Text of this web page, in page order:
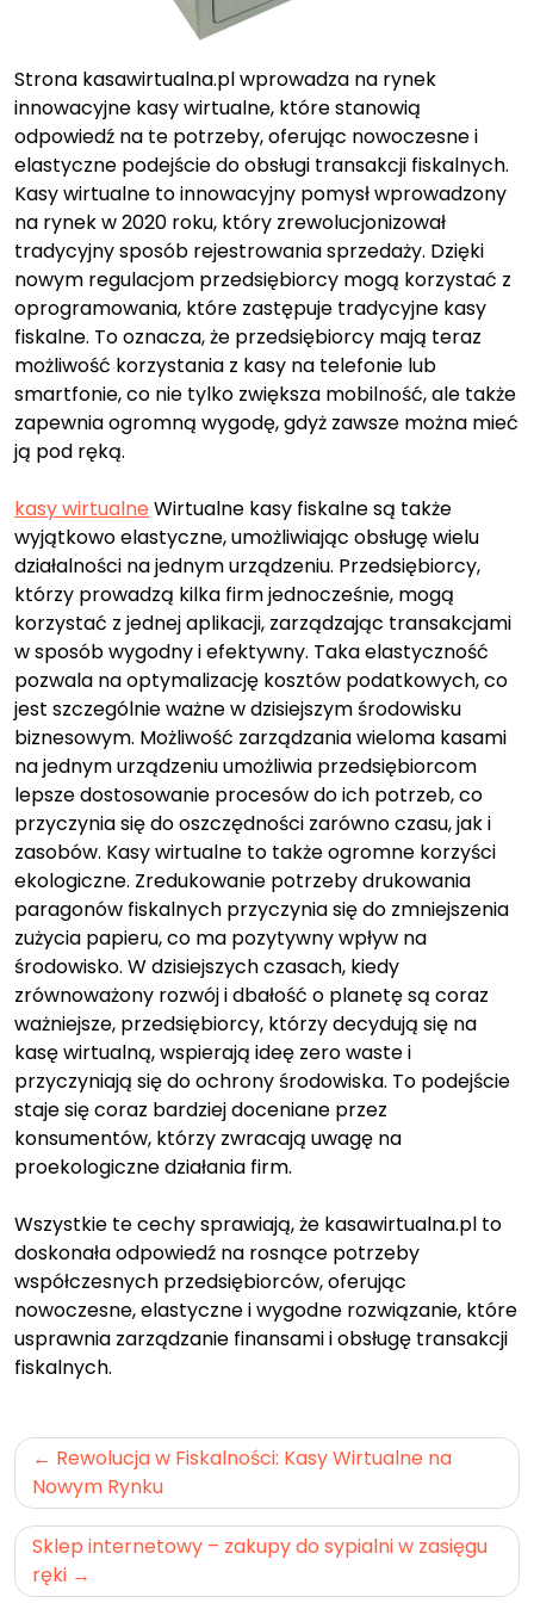
Strona kasawirtualna.pl wprowadza na rynek
innowacyjne kasy wirtualne, które stanowią
odpowiedź na te potrzeby, oferując nowoczesne i
elastyczne podejście do obsługi transakcji fiskalnych.
Kasy wirtualne to innowacyjny pomysł wprowadzony
na rynek w 2020 roku, który zrewolucjonizował
tradycyjny sposób rejestrowania sprzedaży. Dzięki
nowym regulacjom przedsiębiorcy mogą korzystać z
oprogramowania, które zastępuje tradycyjne kasy
fiskalne. To oznacza, że przedsiębiorcy mają teraz
możliwość korzystania z kasy na telefonie lub
smartfonie, co nie tylko zwiększa mobilność, ale także
zapewnia ogromną wygodę, gdyż zawsze można mieć
ją pod ręką.
kasy wirtualneWirtualne kasy fiskalne są także
wyjątkowo elastyczne, umożliwiając obsługę wielu
działalności na jednym urządzeniu. Przedsiębiorcy,
którzy prowadzą kilka firm jednocześnie, mogą
korzystać z jednej aplikacji, zarządzając transakcjami
w sposób wygodny i efektywny. Taka elastyczność
pozwala na optymalizację kosztów podatkowych, co
jest szczególnie ważne w dzisiejszym środowisku
biznesowym. Możliwość zarządzania wieloma kasami
na jednym urządzeniu umożliwia przedsiębiorcom
lepsze dostosowanie procesów do ich potrzeb, co
przyczynia się do oszczędności zarówno czasu, jak i
zasobów. Kasy wirtualne to także ogromne korzyści
ekologiczne. Zredukowanie potrzeby drukowania
paragonów fiskalnych przyczynia się do zmniejszenia
zużycia papieru, co ma pozytywny wpływ na
środowisko. W dzisiejszych czasach, kiedy
zrównoważony rozwój i dbałość o planetę są coraz
ważniejsze, przedsiębiorcy, którzy decydują się na
kasę wirtualną, wspierają ideę zero waste i
przyczyniają się do ochrony środowiska. To podejście
staje się coraz bardziej doceniane przez
konsumentów, którzy zwracają uwagę na
proekologiczne działania firm.
Wszystkie te cechy sprawiają, że kasawirtualna.pl to
doskonała odpowiedź na rosnące potrzeby
współczesnych przedsiębiorców, oferując
nowoczesne, elastyczne i wygodne rozwiązanie, które
usprawnia zarządzanie finansami i obsługę transakcji
fiskalnych.
Nawigacja
wpisu
Rewolucja w Fiskalności: Kasy Wirtualne na
Nowym Rynku
Sklep internetowy – zakupy do sypialni w zasięgu
ręki